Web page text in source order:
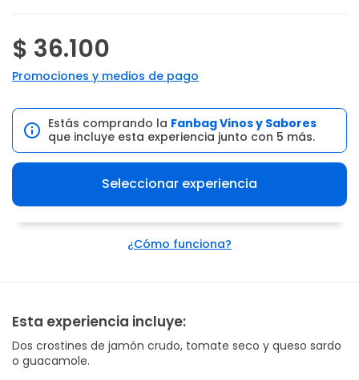
$ 36.100
Promociones y medios de pago
Estás comprando la Fanbag Vinos y Sabores
que incluye esta experiencia junto con 5 más.
Seleccionar experiencia
¿Cómo funciona?
Esta experiencia incluye:
Dos crostines de jamón crudo, tomate seco y queso sardo
o guacamole.